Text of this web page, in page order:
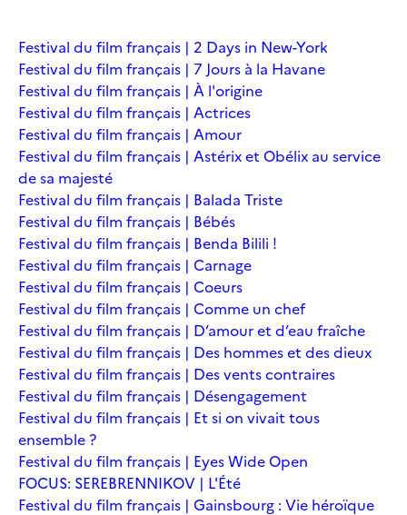
Festival du film français | 2 Days in New-York
Festival du film français | 7 Jours à la Havane
Festival du film français | À l'origine
Festival du film français | Actrices
Festival du film français | Amour
Festival du film français | Astérix et Obélix au service
de sa majesté
Festival du film français | Balada Triste
Festival du film français | Bébés
Festival du film français | Benda Bilili !
Festival du film français | Carnage
Festival du film français | Coeurs
Festival du film français | Comme un chef
Festival du film français | D’amour et d’eau fraîche
Festival du film français | Des hommes et des dieux
Festival du film français | Des vents contraires
Festival du film français | Désengagement
Festival du film français | Et si on vivait tous
ensemble ?
Festival du film français | Eyes Wide Open
FOCUS: SEREBRENNIKOV | L'Été
Festival du film français | Gainsbourg : Vie héroïque